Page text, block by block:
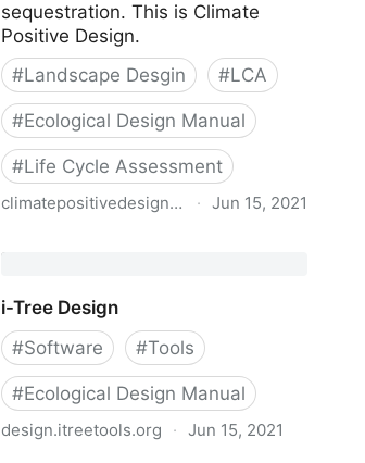
sequestration. This is Climate
Positive Design.
#Landscape Desgin #LCA
#Ecological Design Manual
#Life Cycle Assessment
climatepositivedesign.com· Jun 15, 2021
i-Tree Design
#Software #Tools
#Ecological Design Manual
design.itreetools.org · Jun 15, 2021